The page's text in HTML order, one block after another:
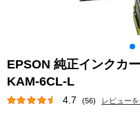
EPSON 純正インクカ
KAM-6CL-L
4.7 (56) レビュー